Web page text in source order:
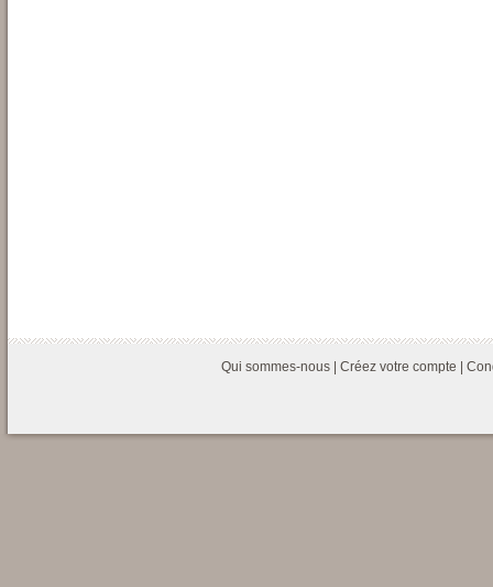
Qui sommes-nous Créez votre compte